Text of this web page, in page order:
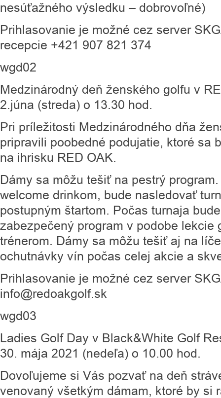
nesúťažného výsledku – dobrovoľné)
Prihlasovanie je možné cez server
recepcie +421 907 821 374
wgd02
Medzinárodný deň ženského golfu v
2.júna (streda) o 13.30 hod.
Pri príležitosti Medzinárodného dňa
pripravili poobedné podujatie, ktoré sa
na ihrisku RED OAK.
Dámy sa môžu tešiť na pestrý
welcome drinkom, bude nasledovať
postupným štartom. Počas turnaja
zabezpečený program v podobe lekcie
trénerom. Dámy sa môžu tešiť aj na
ochutnávky vín počas celej akcie a
Prihlasovanie je možné cez server
info@redoakgolf.sk
wgd03
Ladies Golf Day v Black&White Golf
30. mája 2021 (nedeľa) o 10.00 hod.
Dovoľujeme si Vás pozvať na deň
venovaný všetkým dámam, ktoré by si